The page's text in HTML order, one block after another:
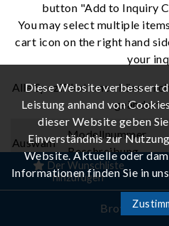
button "Add to Inquiry
You may select multiple
cart icon on the right hand
your
Alle Spezifikationen können
geändert
Auswahl
Modellnummer
Beschreibung
27014
Der Wunschliste
hinzufügen
Diese Website verbessert
Leistung anhand von
dieser Website geben
Einverständnis zur
Website. Aktuelle oder
Informationen finden Sie in
Browser-